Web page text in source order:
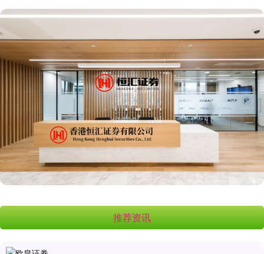
推荐资讯